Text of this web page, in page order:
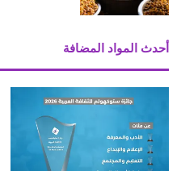
أحدث المواد المضافة